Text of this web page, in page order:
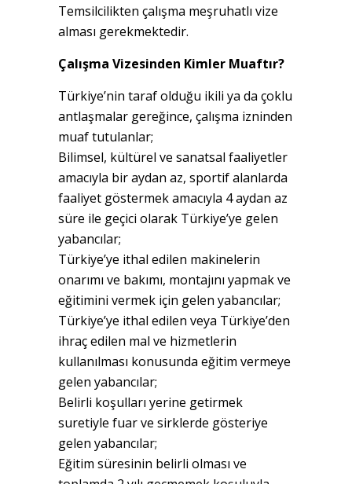
Temsilcilikten çalışma meşruhatlı vize
alması gerekmektedir.
Çalışma Vizesinden Kimler Muaftır?
Türkiye’nin taraf olduğu ikili ya da çoklu
antlaşmalar gereğince, çalışma izninden
muaf tutulanlar;
Bilimsel, kültürel ve sanatsal faaliyetler
amacıyla bir aydan az, sportif alanlarda
faaliyet göstermek amacıyla 4 aydan az
süre ile geçici olarak Türkiye’ye gelen
yabancılar;
Türkiye’ye ithal edilen makinelerin
onarımı ve bakımı, montajını yapmak ve
eğitimini vermek için gelen yabancılar;
Türkiye’ye ithal edilen veya Türkiye’den
ihraç edilen mal ve hizmetlerin
kullanılması konusunda eğitim vermeye
gelen yabancılar;
Belirli koşulları yerine getirmek
suretiyle fuar ve sirklerde gösteriye
gelen yabancılar;
Eğitim süresinin belirli olması ve